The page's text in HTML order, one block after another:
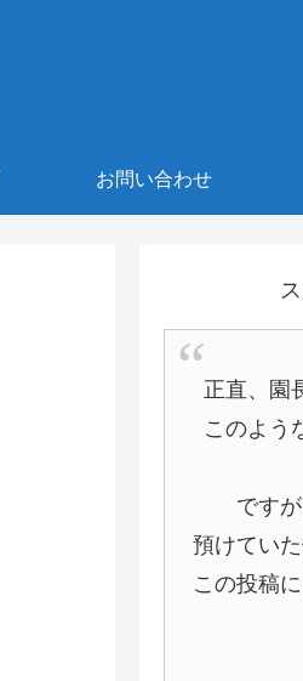
お問い合わせ
正直、園
このよう
です
預けてい
この投稿